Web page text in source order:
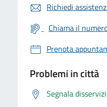
Richiedi
Chiama il
Prenota
Problemi in città
Segnala